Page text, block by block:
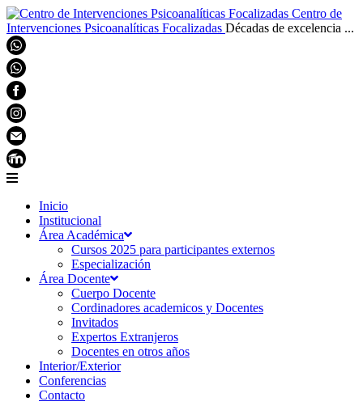
Centro de
Intervenciones Psicoanalíticas Focalizadas Décadas de excelencia ...
Inicio
Institucional
Área Académica
Cursos 2025 para participantes externos
Especialización
Área Docente
Cuerpo Docente
Cordinadores academicos y Docentes
Invitados
Expertos Extranjeros
Docentes en otros años
Interior/Exterior
Conferencias
Contacto